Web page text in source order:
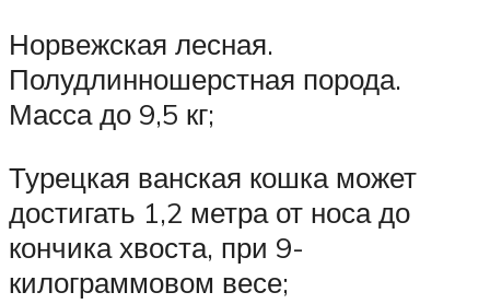
Норвежская лесная.
Полудлинношерстная порода.
Масса до 9,5 кг;
Турецкая ванская кошка может
достигать 1,2 метра от носа до
кончика хвоста, при 9-
килограммовом весе;